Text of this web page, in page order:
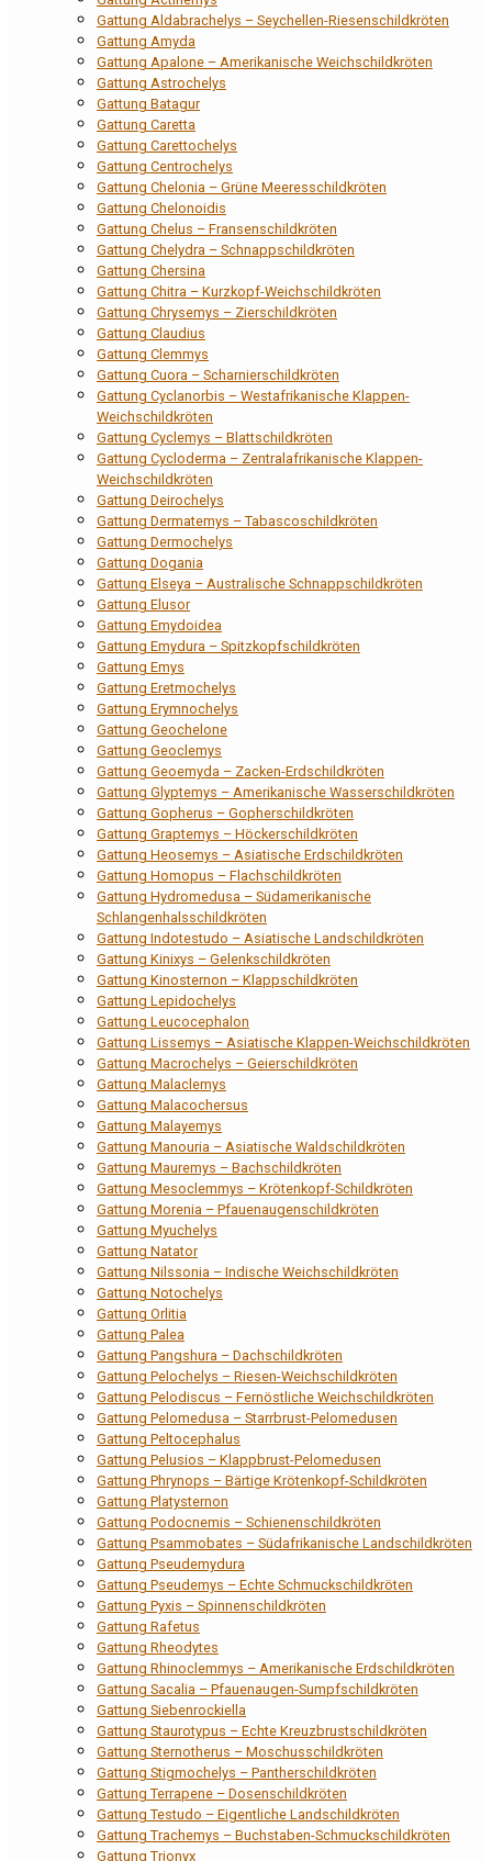
Gattung Aldabrachelys – Seychellen-Riesenschildkröten
Gattung Amyda
Gattung Apalone – Amerikanische Weichschildkröten
Gattung Astrochelys
Gattung Batagur
Gattung Caretta
Gattung Carettochelys
Gattung Centrochelys
Gattung Chelonia – Grüne Meeresschildkröten
Gattung Chelonoidis
Gattung Chelus – Fransenschildkröten
Gattung Chelydra – Schnappschildkröten
Gattung Chersina
Gattung Chitra – Kurzkopf-Weichschildkröten
Gattung Chrysemys – Zierschildkröten
Gattung Claudius
Gattung Clemmys
Gattung Cuora – Scharnierschildkröten
Gattung Cyclanorbis – Westafrikanische Klappen-
Weichschildkröten
Gattung Cyclemys – Blattschildkröten
Gattung Cycloderma – Zentralafrikanische Klappen-
Weichschildkröten
Gattung Deirochelys
Gattung Dermatemys – Tabascoschildkröten
Gattung Dermochelys
Gattung Dogania
Gattung Elseya – Australische Schnappschildkröten
Gattung Elusor
Gattung Emydoidea
Gattung Emydura – Spitzkopfschildkröten
Gattung Emys
Gattung Eretmochelys
Gattung Erymnochelys
Gattung Geochelone
Gattung Geoclemys
Gattung Geoemyda – Zacken-Erdschildkröten
Gattung Glyptemys – Amerikanische Wasserschildkröten
Gattung Gopherus – Gopherschildkröten
Gattung Graptemys – Höckerschildkröten
Gattung Heosemys – Asiatische Erdschildkröten
Gattung Homopus – Flachschildkröten
Gattung Hydromedusa – Südamerikanische
Schlangenhalsschildkröten
Gattung Indotestudo – Asiatische Landschildkröten
Gattung Kinixys – Gelenkschildkröten
Gattung Kinosternon – Klappschildkröten
Gattung Lepidochelys
Gattung Leucocephalon
Gattung Lissemys – Asiatische Klappen-Weichschildkröten
Gattung Macrochelys – Geierschildkröten
Gattung Malaclemys
Gattung Malacochersus
Gattung Malayemys
Gattung Manouria – Asiatische Waldschildkröten
Gattung Mauremys – Bachschildkröten
Gattung Mesoclemmys – Krötenkopf-Schildkröten
Gattung Morenia – Pfauenaugenschildkröten
Gattung Myuchelys
Gattung Natator
Gattung Nilssonia – Indische Weichschildkröten
Gattung Notochelys
Gattung Orlitia
Gattung Palea
Gattung Pangshura – Dachschildkröten
Gattung Pelochelys – Riesen-Weichschildkröten
Gattung Pelodiscus – Fernöstliche Weichschildkröten
Gattung Pelomedusa – Starrbrust-Pelomedusen
Gattung Peltocephalus
Gattung Pelusios – Klappbrust-Pelomedusen
Gattung Phrynops – Bärtige Krötenkopf-Schildkröten
Gattung Platysternon
Gattung Podocnemis – Schienenschildkröten
Gattung Psammobates – Südafrikanische Landschildkröten
Gattung Pseudemydura
Gattung Pseudemys – Echte Schmuckschildkröten
Gattung Pyxis – Spinnenschildkröten
Gattung Rafetus
Gattung Rheodytes
Gattung Rhinoclemmys – Amerikanische Erdschildkröten
Gattung Sacalia – Pfauenaugen-Sumpfschildkröten
Gattung Siebenrockiella
Gattung Staurotypus – Echte Kreuzbrustschildkröten
Gattung Sternotherus – Moschusschildkröten
Gattung Stigmochelys – Pantherschildkröten
Gattung Terrapene – Dosenschildkröten
Gattung Testudo – Eigentliche Landschildkröten
Gattung Trachemys – Buchstaben-Schmuckschildkröten
Gattung Trionyx